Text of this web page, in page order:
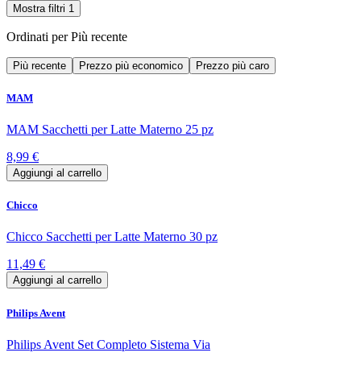
Mostra filtri 1
Ordinati perPiù recente
Più recente Prezzo più economico Prezzo più caro
MAM
MAM Sacchetti per Latte Materno 25 pz
8,99 €
Aggiungi al carrello
Chicco
Chicco Sacchetti per Latte Materno 30 pz
11,49 €
Aggiungi al carrello
Philips Avent
Philips Avent Set Completo Sistema Via